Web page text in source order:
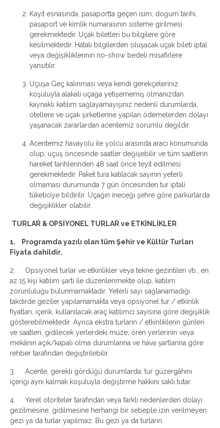
Kayıt esnasında, pasaportta geçen isim, doğum tarihi,
pasaport ve kimlik numarasının sisteme girilmesi
gerekmektedir. Uçak biletleri bu bilgilere göre
kesilmektedir. Hatalı bilgilerden oluşacak uçak bileti iptal
veya değişikliklerinin no-show bedeli misafirlere
yansıtılır.
Uçuşa Geç kalınması veya kendi gerekçeleriniz
koşuluyla alakalı uçağa yetişememiş olmanızdan
kaynaklı katılım sağlayamayışınız nedenli durumlarda,
otellere ve uçak şirketlerine yapılan ödemelerden dolayı
yaşanacak zararlardan acentemiz sorumlu değildir.
Acentemiz havayolu ile yolcu arasında aracı konumunda
olup, uçuş öncesinde saatler değişebilir ve tüm saatlerin
hareket tarihlerinden 48 saat önce teyit edilmesi
gerekmektedir. Paket tura katılacak sayının yeterli
olmaması durumunda 7 gün öncesinden tur iptali
tüketiciye bildirilir. Uçağın ineceği şehre göre parkurlarda
değişiklikler olabilir.
TURLAR & OPSİYONEL TURLAR ve ETKİNLİKLER
1. Programda yazılı olan tüm Şehir ve Kültür Turları
Fiyata dahildir.
2. Opsiyonel turlar ve etkinlikler veya tekne gezintileri vb., en
az 15 kişi katılım şartı ile düzenlenmekte olup, katılım
zorunluluğu bulunmamaktadır. Yeterli sayı sağlanamadığı
takdirde geziler yapılamamakta veya opsiyonel tur / etkinlik
fiyatları, içerik, kullanılacak araç katılımcı sayısına göre değişiklik
gösterebilmektedir. Ayrıca ekstra turların / etkinliklerin günleri
ve saatleri, gidilecek yerlerdeki müze, ören yerlerinin veya
mekânın açık/kapalı olma durumlarına ve hava şartlarına göre
rehber tarafından değiştirilebilir.
3. Acente, gerekli gördüğü durumlarda; tur güzergâhını
içeriği aynı kalmak koşuluyla değiştirme hakkını saklı tutar.
4. Yerel otoriteler tarafından veya farklı nedenlerden dolayı
gezilmesine, gidilmesine herhangi bir sebeple izin verilmeyen
gezi ya da turlar yapılmaz. Bu gezi ya da turların